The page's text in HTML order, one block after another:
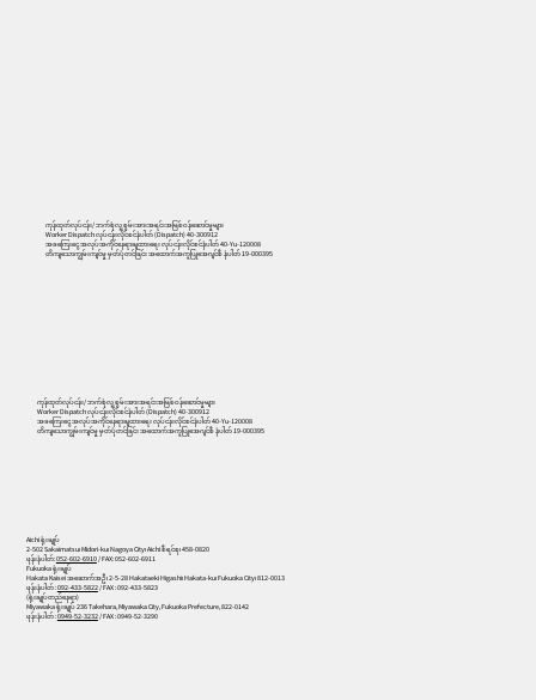
ကုန်ထုတ်လုပ်ငန်း/ ဘက်စုံလူ့စွမ်းအားအရင်းအမြစ်ဝန်ဆောင်မှုများ
Worker Dispatch လုပ်ငန်းလိုင်စင်နံပါတ် (Dispatch) 40-300912
အခကြေးငွေ အလုပ်အကိုင်နေရာချထားရေး လုပ်ငန်းလိုင်စင်နံပါတ် 40-Yu-120008
တိကျသောကျွမ်းကျင်မှု မှတ်ပုံတင်ခြင်း အထောက်အကူပြုအေဂျင်စီ နံပါတ် 19-000395
ကုန်ထုတ်လုပ်ငန်း/ ဘက်စုံလူ့စွမ်းအားအရင်းအမြစ်ဝန်ဆောင်မှုများ
Worker Dispatch လုပ်ငန်းလိုင်စင်နံပါတ် (Dispatch) 40-300912
အခကြေးငွေ အလုပ်အကိုင်နေရာချထားရေး လုပ်ငန်းလိုင်စင်နံပါတ် 40-Yu-120008
တိကျသောကျွမ်းကျင်မှု မှတ်ပုံတင်ခြင်း အထောက်အကူပြုအေဂျင်စီ နံပါတ် 19-000395
Aichi ရုံးချုပ်
2-502 Sakaimatsu၊ Midori-ku၊ Nagoya City၊ Aichi စီရင်စု၊ 458-0820
ဖုန်းနံပါတ်:052-602-6910/ FAX: 052-602-6911
Fukuoka ရုံးချုပ်
Hakata Kaisei အဆောက်အဦ၊ 2-5-28 Hakataeki Higashi၊ Hakata-ku၊ Fukuoka City၊ 812-0013
ဖုန်းနံပါတ် :092-433-5822/ FAX : 092-433-5823
(ရုံးချုပ်တည်နေရာ)
Miyawaka ရုံးချုပ် 236 Takehara, Miyawaka City, Fukuoka Prefecture, 822-0142
ဖုန်းနံပါတ် :0949-52-3232/ FAX : 0949-52-3290